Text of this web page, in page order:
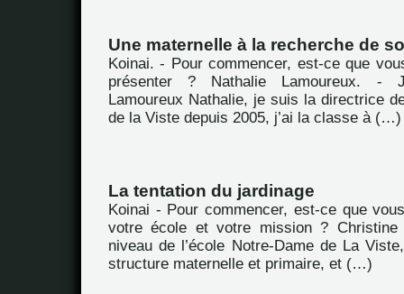
Une maternelle à la recherche de
Koinai. - Pour commencer, est-ce que
présenter ? Nathalie Lamoureux. -
Lamoureux Nathalie, je suis la directrice
de la Viste depuis 2005, j’ai la classe à (…)
La tentation du jardinage
Koinai - Pour commencer, est-ce que
votre école et votre mission ?
niveau de l’école Notre-Dame de La
structure maternelle et primaire, et (…)